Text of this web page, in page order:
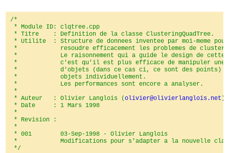
/*
* Module ID: clqtree.cpp
* Titre    : Definition de la classe ClusteringQuadTree.
* Utilite  : Structure de donnees inventee par moi-meme pour
*            resoudre efficacement les problemes de
*            Le raisonnement qui a guide le design de cette
*            c'est qu'il est plus efficace de manipuler une
*            d'objets (dans ce cas ci, ce sont des points)
*            objets individuellement.
*            Les performances sont encore a analyser.
*
* Auteur   : Olivier Langlois (olivier@olivierlanglois.net )
* Date     : 1 Mars 1998
*
* Revision :
*
* 001        03-Sep-1998 - Olivier Langlois
*            Modifications pour s'adapter a la nouvelle
*/